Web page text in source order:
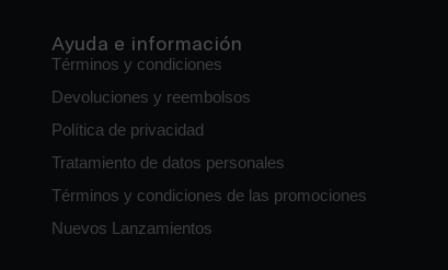
Ayuda e información
Términos y condiciones
Devoluciones y reembolsos
Política de privacidad
Tratamiento de datos personales
Términos y condiciones de las promociones
Nuevos Lanzamientos